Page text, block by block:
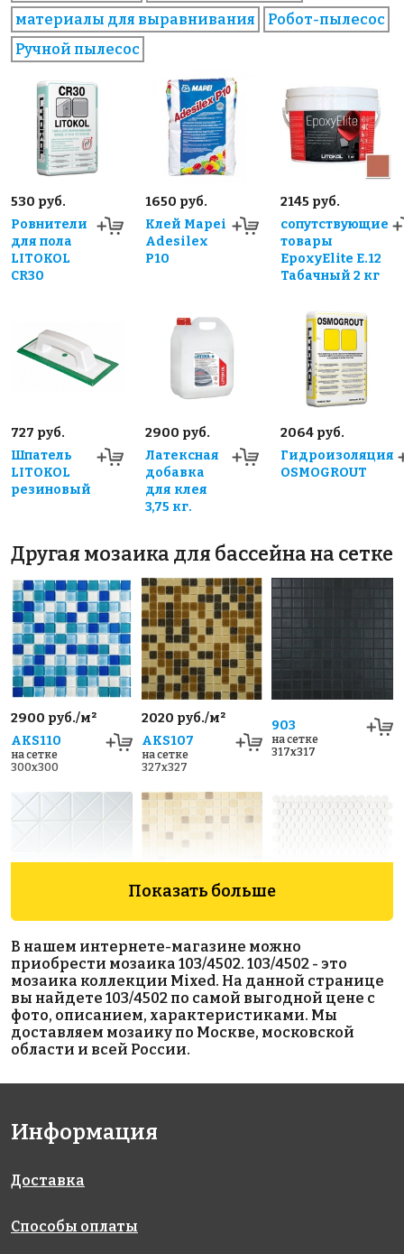
материалы для выравнивания
Робот-пылесос
Ручной пылесос
530 руб.
Ровнители
для пола
LITOKOL
CR30
1650 руб.
Клей Mapei
Adesilex
P10
2145 руб.
сопутствующие
товары
EpoxyElite E.12
Табачный 2 кг
727 руб.
Шпатель
LITOKOL
резиновый
2900 руб.
Латексная
добавка
для клея
3,75 кг.
2064 руб.
Гидроизоляция
OSMOGROUT
Другая мозаика для бассейна на сетке
2900 руб./м²
AKS110
на сетке
300x300
2020 руб./м²
AKS107
на сетке
327x327
903
на сетке
317x317
BLUE
на сетке
259x259
AKS024
на сетке
327x327
Round White
Antislip
на сетке
315x309
White Matt
48х48
Показать больше
В нашем интернете-магазине можно
приобрести мозаика 103/4502. 103/4502 - это
мозаика коллекции Mixed. На данной странице
вы найдете 103/4502 по самой выгодной цене с
фото, описанием, характеристиками. Мы
доставляем мозаику по Москве, московской
области и всей России.
Информация
Доставка
Способы оплаты